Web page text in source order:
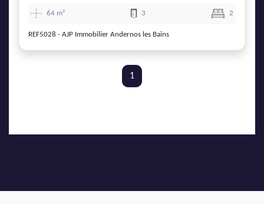
64 m² 3 2
REF5028 - AJP Immobilier Andernos les Bains
1